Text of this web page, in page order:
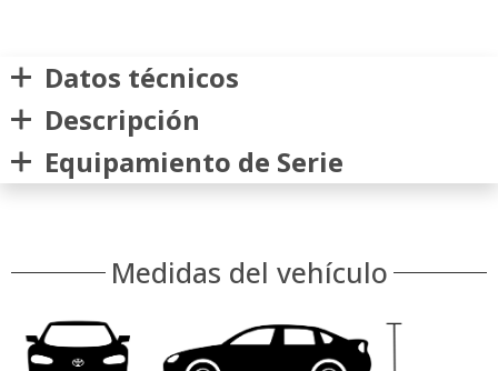
Datos técnicos
Descripción
Equipamiento de Serie
Medidas del vehículo